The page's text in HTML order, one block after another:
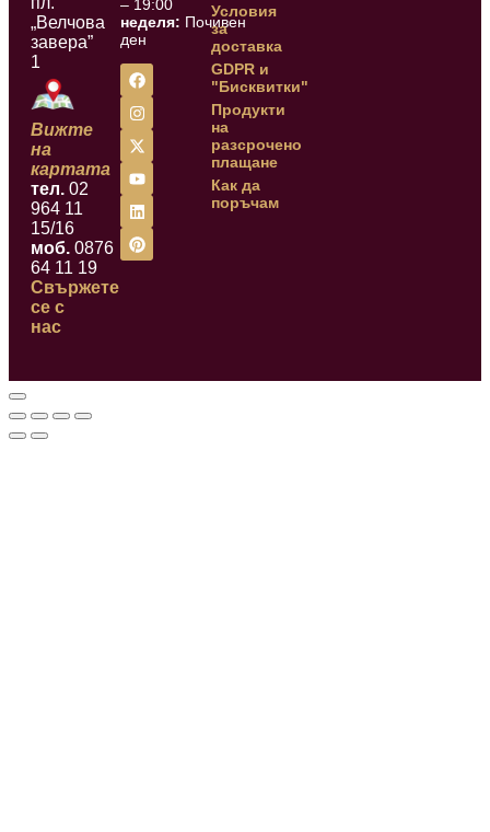
„Велчова
завера”
1
Вижте
на
картата
тел. 02
964 11
15/16
моб. 0876
64 11 19
Свържете
се с
нас
– 19:00
неделя: Почивен
ден
Условия
за
доставка
GDPR и
"Бисквитки"
Продукти
на
разсрочено
плащане
Как да
поръчам